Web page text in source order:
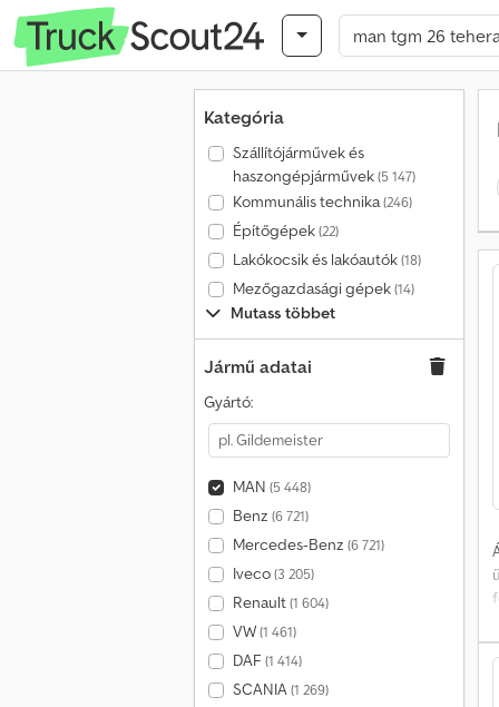
Kategória
Szállítójárművek és
haszongépjárművek(5 147)
Kommunális technika(246)
Építőgépek(22)
Lakókocsik és lakóautók(18)
Mezőgazdasági gépek(14)
Mutass többet
Jármű adatai
Gyártó:
MAN (5 448)
Benz (6 721)
Mercedes-Benz (6 721)
Iveco(3 205)
Renault(1 604)
VW(1 461)
DAF (1 414)
SCANIA(1 269)